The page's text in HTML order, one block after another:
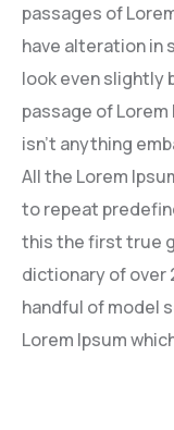
passages of
have alteration in
look even slightly
passage of
isn’t anything
All the Lorem
to repeat
this the first true
dictionary of over
handful of model
Lorem Ipsum